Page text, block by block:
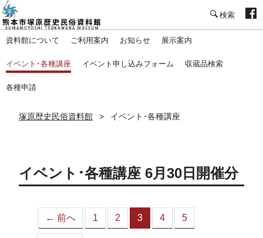
資料館について ご利用案内 お知らせ 展示案内
イベント･各種講座 イベント申し込みフォーム 収蔵品検索
各種申請
塚原歴史民俗資料館 イベント･各種講座
イベント･各種講座 6月30日開催分
← 前へ 1 2 3
（こ
4 5